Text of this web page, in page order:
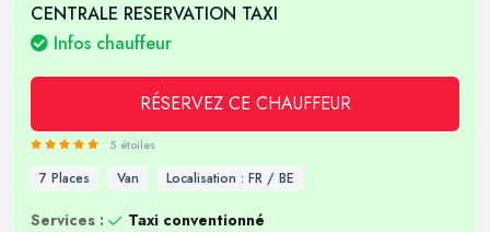
CENTRALE RESERVATION TAXI
Infos chauffeur
RÉSERVEZ CE CHAUFFEUR
5 étoiles
7 Places Van Localisation : FR / BE
Services :
Taxi conventionné